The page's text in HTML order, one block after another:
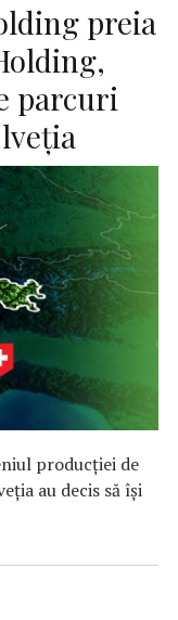
preia
parcuri
producției de
au decis să își